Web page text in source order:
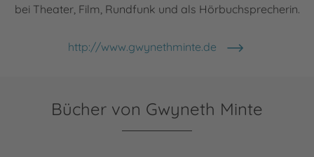
bei Theater, Film, Rundfunk und als Hörbuchsprecherin.
http://www.gwynethminte.de
Bücher von Gwyneth Minte